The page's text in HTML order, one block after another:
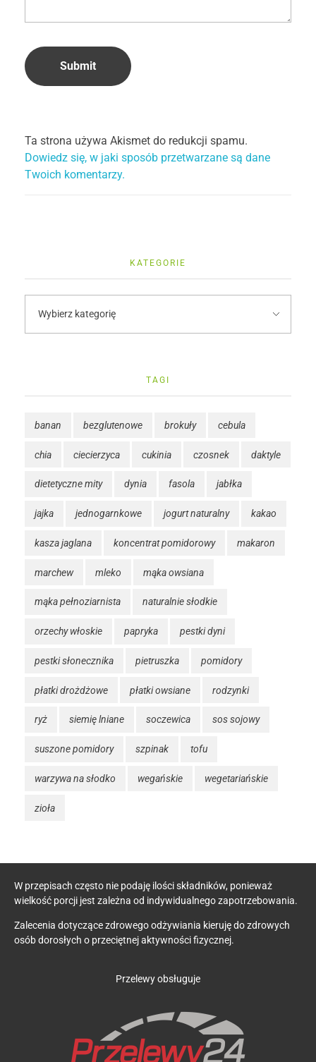
Ta strona używa Akismet do redukcji spamu.
Dowiedz się, w jaki sposób przetwarzane są dane
Twoich komentarzy.
KATEGORIE
TAGI
banan bezglutenowe brokuły cebula
chia ciecierzyca cukinia czosnek daktyle
dietetyczne mity dynia fasola jabłka
jajka jednogarnkowe jogurt naturalny kakao
kasza jaglana koncentrat pomidorowy makaron
marchew mleko mąka owsiana
mąka pełnoziarnista naturalnie słodkie
orzechy włoskie papryka pestki dyni
pestki słonecznika pietruszka pomidory
płatki drożdżowe płatki owsiane rodzynki
ryż siemię lniane soczewica sos sojowy
suszone pomidory szpinak tofu
warzywa na słodko wegańskie wegetariańskie
zioła
W przepisach często nie podaję ilości składników, ponieważ
wielkość porcji jest zależna od indywidualnego zapotrzebowania.
Zalecenia dotyczące zdrowego odżywiania kieruję do zdrowych
osób dorosłych o przeciętnej aktywności fizycznej.
Przelewy obsługuje